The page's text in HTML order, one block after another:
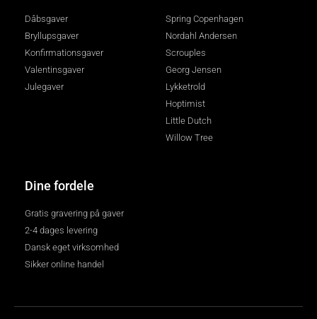
Dåbsgaver
Bryllupsgaver
Konfirmationsgaver
Valentinsgaver
Julegaver
Spring Copenhagen
Nordahl Andersen
Scrouples
Georg Jensen
Lykketrold
Hoptimist
Little Dutch
Willow Tree
Dine fordele
Gratis gravering på gaver
2-4 dages levering
Dansk eget virksomhed
Sikker online handel